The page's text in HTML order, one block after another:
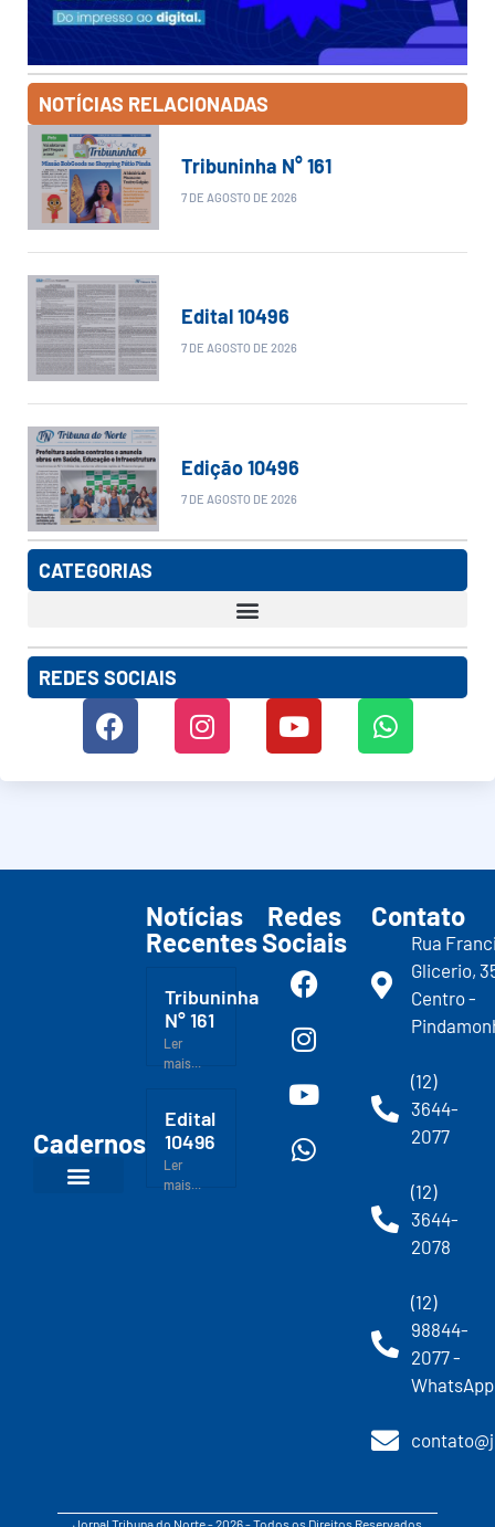
NOTÍCIAS RELACIONADAS
Tribuninha N° 161
7 DE AGOSTO DE 2026
Edital 10496
7 DE AGOSTO DE 2026
Edição 10496
7 DE AGOSTO DE 2026
CATEGORIAS
REDES SOCIAIS
Cadernos
Notícias
Recentes
Tribuninha
N° 161
Ler
mais...
Edital
10496
Ler
mais...
Redes
Sociais
Contato
Rua
Glicerio,
Centro -
(12)
3644-
2077
(12)
3644-
2078
(12)
98844-
2077 -
WhatsApp